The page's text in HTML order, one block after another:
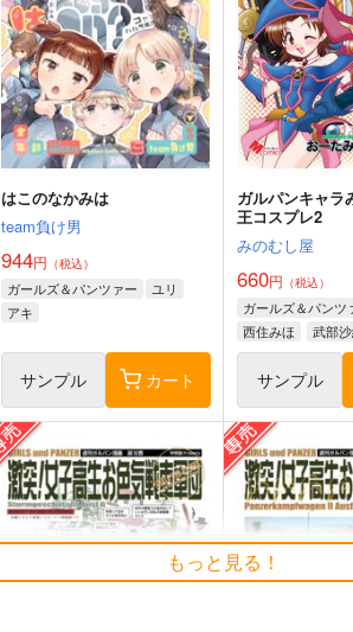
はこのなかみは
team負け男
944円 （税込）
ガールズ＆パンツァー
ユリ
アキ
サンプル カート
ガルパンキャラ
王コスプレ2
みのむし屋
660円 （税込）
ガールズ＆パンツ
西住みほ
武部
サンプル
もっと見る！